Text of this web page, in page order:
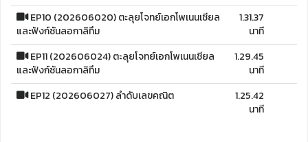
EP10 (202606020) ตะลุยโจทย์เอกโพเนนเชียล
และฟังก์ชันลอกาลิทึม
1.31.37
นาที
EP11 (202606024) ตะลุยโจทย์เอกโพเนนเชียล
และฟังก์ชันลอกาลิทึม
1.29.45
นาที
EP12 (202606027) ลำดับเลขคณิต
1.25.42
นาที